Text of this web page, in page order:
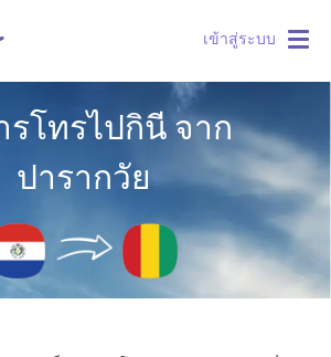
เข้าสู่ระบบ
รโทรไปกินี จาก
ปารากวัย